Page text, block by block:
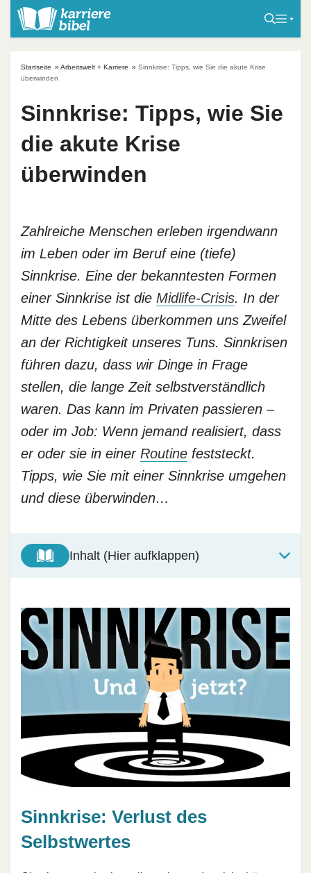
Startseite » Arbeitswelt + Karriere » Sinnkrise: Tipps, wie Sie die akute Krise
überwinden
Sinnkrise: Tipps, wie Sie
die akute Krise
überwinden
Zahlreiche Menschen erleben irgendwann
im Leben oder im Beruf eine (tiefe)
Sinnkrise. Eine der bekanntesten Formen
einer Sinnkrise ist die Midlife-Crisis. In der
Mitte des Lebens überkommen uns Zweifel
an der Richtigkeit unseres Tuns. Sinnkrisen
führen dazu, dass wir Dinge in Frage
stellen, die lange Zeit selbstverständlich
waren. Das kann im Privaten passieren –
oder im Job: Wenn jemand realisiert, dass
er oder sie in einer Routine feststeckt.
Tipps, wie Sie mit einer Sinnkrise umgehen
und diese überwinden…
Inhalt (Hier aufklappen)
Sinnkrise: Verlust des
Selbstwertes